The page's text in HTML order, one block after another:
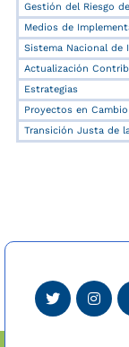
Gestión del Riesgo
Medios de
Sistema Nacional de
Actualización
Estrategias
Proyectos en
Transición Justa de